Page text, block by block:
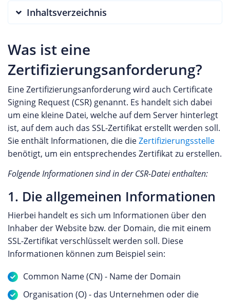
Inhaltsverzeichnis
Was ist eine
Zertifizierungsanforderung?
Eine Zertifizierungsanforderung wird auch Certificate
Signing Request (CSR) genannt. Es handelt sich dabei
um eine kleine Datei, welche auf dem Server hinterlegt
ist, auf dem auch das SSL-Zertifikat erstellt werden soll.
Sie enthält Informationen, die dieZertifizierungsstelle
benötigt, um ein entsprechendes Zertifikat zu erstellen.
Folgende Informationen sind in der CSR-Datei enthalten:
1. Die allgemeinen Informationen
Hierbei handelt es sich um Informationen über den
Inhaber der Website bzw. der Domain, die mit einem
SSL-Zertifikat verschlüsselt werden soll. Diese
Informationen können zum Beispiel sein:
Common Name (CN) - Name der Domain
Organisation (O) - das Unternehmen oder die